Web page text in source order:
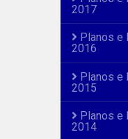
2017
Planos e
2016
Planos e
2015
Planos e
2014